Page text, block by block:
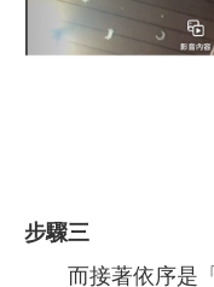
步驟三
而接著依序是「